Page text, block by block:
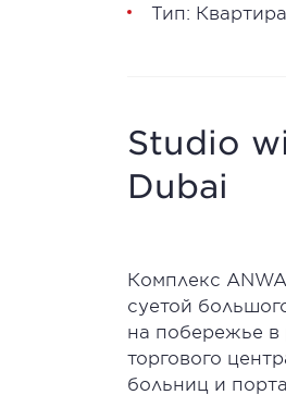
Тип: Квартира
Studio
Dubai
Комплекс
суетой
на побережье в
торгового
больниц и